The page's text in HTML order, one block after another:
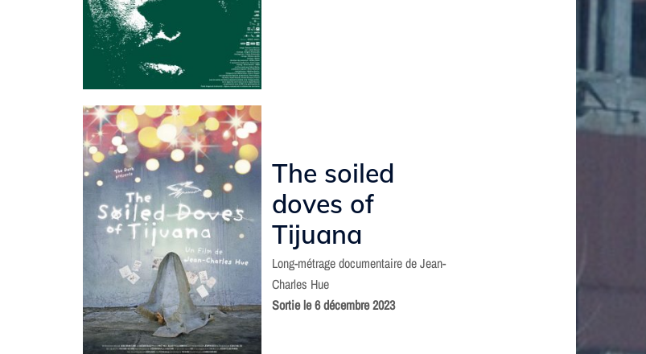
The soiled
doves of
Tijuana
Long-métrage documentaire de Jean-
Charles Hue
Sortie le 6 décembre 2023